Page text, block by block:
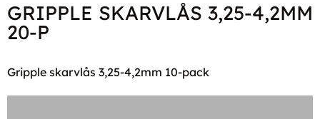
GRIPPLE SKARVLÅS 3,25-4,2MM
20-P
Gripple skarvlås 3,25-4,2mm 10-pack